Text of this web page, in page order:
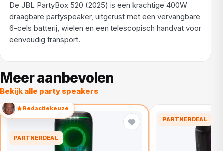
De JBL PartyBox 520 (2025) is een krachtige 400W
draagbare partyspeaker, uitgerust met een vervangbare
6-cels batterij, wielen en een telescopisch handvat voor
eenvoudig transport.
Meer aanbevolen
Bekijk alle party speakers
Redactiekeuze
Daniel Cabot Kerkdijk
PARTNERDEAL
PARTNERDEAL